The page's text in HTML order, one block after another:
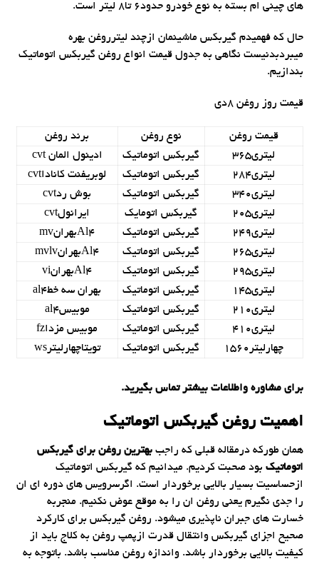
های چینی ام بسته به نوع خودرو حدود6 تا8 لیتر است.
حال که فهمیدم گیربکس ماشینمان ازچند لیترروغن بهره
میبردبدنیست نگاهی به جدول قیمت انواع روغن گیربکس اتوماتیک
بندازیم.
قیمت روز روغن 8دی
قیمت روغن نوع روغن
برند روغن
لیتری365
گیربکس اتوماتیک
ادینول المان cvt
لیتری284
گیربکس اتوماتیک
لوبریفنت کاناداcvt
لیتری340
گیربکس اتوماتیک
بوش ردcvt
لیتری205
گیربکس اتومایک
ایرانولcvt
لیتری249
گیربکس اتوماتیک
Al4بهرانmv
لیتری265
گیربکس اتوماتیک
Al4بهرانmvlv
لیتری295
گیربکس اتوماتیک
Al4بهرانvi
لیتری145
گیربکس اتوماتیک
بهران سه خطal4
لیتری210
گیربکس اتوماتیک
موبیسal4
لیتری410
گیربکس اتوماتیک
موبیس مزداfz
چهارلیتر1560
گیربکس اتوماتیک تویتاچهارلیترws
برای مشاوره واطلاعات بیشتر تماس بگیرید.
اهمیت روغن گیربکس اتوماتیک
همان طورکه درمقاله قبلی که راجببهترین روغن برای گیربکس
اتوماتیک بود صحبت کردیم. میدانیم که گیربکس اتوماتیک
ازحساسیت بسیار بالایی برخوردار است. اگرسرویس های دوره ای ان
را جدی نگیرم یعنی روغن ان را به موقع عوض نکنیم. منجربه
خسارت های جبران ناپذیری میشود. روغن گیربکس برای کارکرد
صحیح اجزای گیربکس وانتقال قدرت ازپمپ روغن به کلاج باید از
کیفیت بالایی برخوردار باشد. واندازه روغن مناسب باشد. باتوجه به